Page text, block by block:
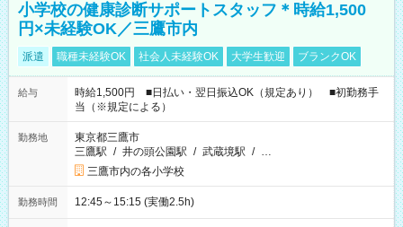
小学校の健康診断サポートスタッフ＊時給1,500
円×未経験OK／三鷹市内
派遣 職種未経験OK 社会人未経験OK 大学生歓迎 ブランクOK
給与
時給1,500円 ■日払い・翌日振込OK（規定あり） ■初勤務手
当（※規定による）
勤務地
東京都三鷹市
三鷹駅 / 井の頭公園駅 / 武蔵境駅 / …
三鷹市内の各小学校
勤務時間 12:45～15:15 (実働2.5h)